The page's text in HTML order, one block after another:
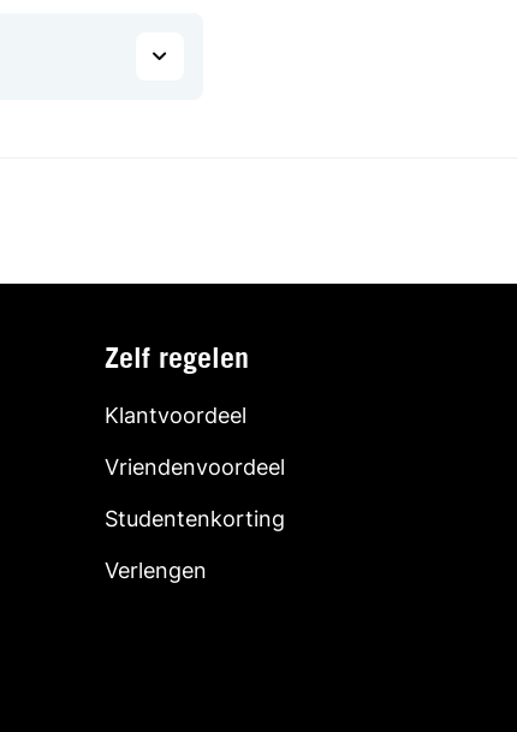
Zelf regelen
Klantvoordeel
Vriendenvoordeel
Studentenkorting
Verlengen